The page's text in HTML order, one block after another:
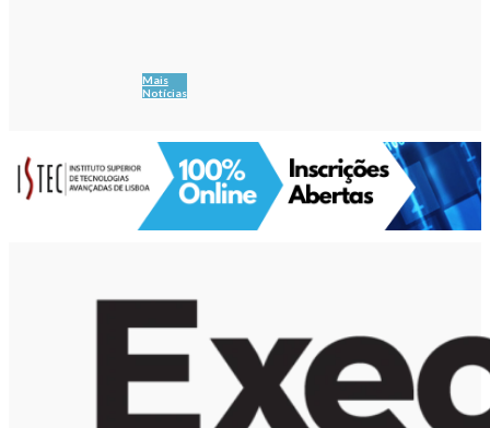
Mais
Notícias